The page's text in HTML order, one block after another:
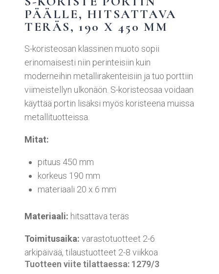
PÄÄLLE, HITSATTAVA
TERÄS, 190 X 450 MM
S-koristeosan klassinen muoto sopii
erinomaisesti niin perinteisiin kuin
moderneihin metallirakenteisiin ja tuo porttiin
viimeistellyn ulkonäön. S-koristeosaa voidaan
käyttää portin lisäksi myös koristeena muissa
metallituotteissa.
Mitat:
pituus 450 mm
korkeus 190 mm
materiaali 20 x 6 mm
Materiaali: hitsattava teräs
Toimitusaika: varastotuotteet 2-6
arkipäivää, tilaustuotteet 2-8 viikkoa
Tuotteen viite tilattaessa: 1279/3